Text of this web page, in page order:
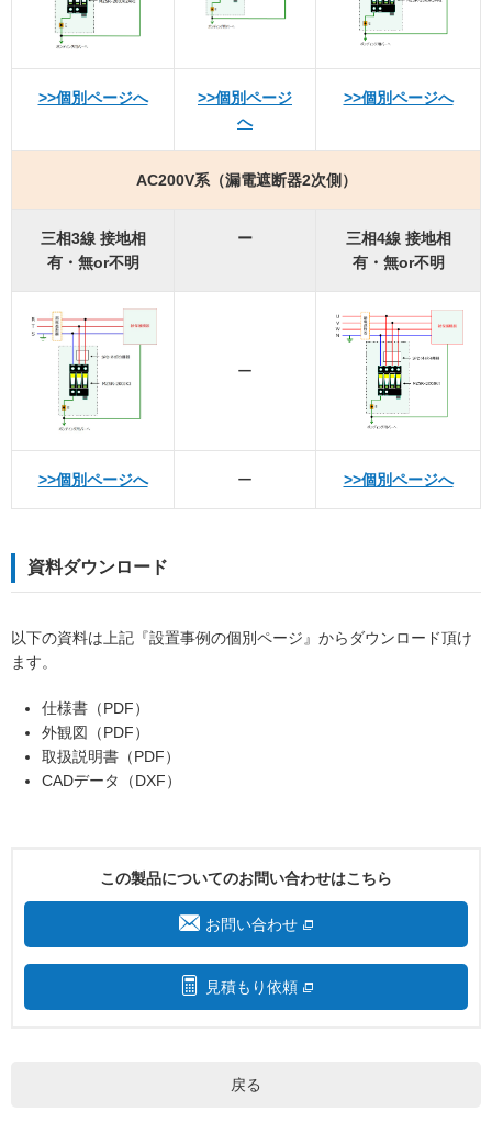
>>個別ページへ
>>個別ページ
へ
>>個別ページへ
AC200V系（漏電遮断器2次側）
三相3線 接地相
有・無or不明
ー
三相4線 接地相
有・無or不明
ー
>>個別ページへ ー >>個別ページへ
資料ダウンロード
以下の資料は上記『設置事例の個別ページ』からダウンロード頂け
ます。
仕様書（PDF）
外観図（PDF）
取扱説明書（PDF）
CADデータ（DXF）
この製品についてのお問い合わせはこちら
お問い合わせ
見積もり依頼
戻る